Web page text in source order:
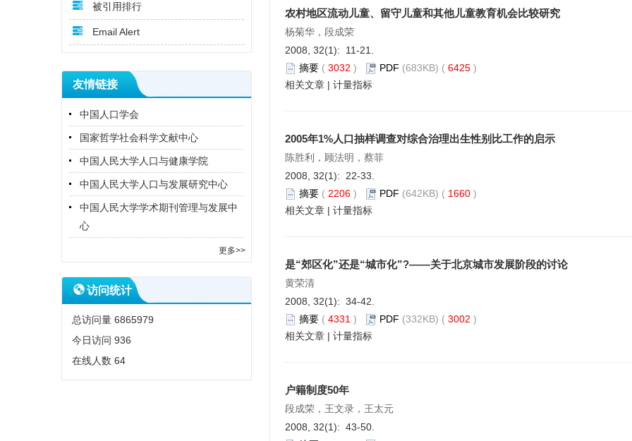
被引用排行
Email Alert
友情链接
中国人口学会
国家哲学社会科学文献中心
中国人民大学人口与健康学院
中国人民大学人口与发展研究中心
中国人民大学学术期刊管理与发展中
心
更多>>
访问统计
总访问量 6865979
今日访问 936
在线人数 64
农村地区流动儿童、留守儿童和其他儿童教育机会比较研究
杨菊华，段成荣
2008, 32(1): 11-21.
摘要 ( 3032 ) PDF (683KB) ( 6425 )
相关文章 | 计量指标
2005年1%人口抽样调查对综合治理出生性别比工作的启示
陈胜利，顾法明，蔡菲
2008, 32(1): 22-33.
摘要 ( 2206 ) PDF (642KB) ( 1660 )
相关文章 | 计量指标
是“郊区化”还是“城市化”?——关于北京城市发展阶段的讨论
黄荣清
2008, 32(1): 34-42.
摘要 ( 4331 ) PDF (332KB) ( 3002 )
相关文章 | 计量指标
户籍制度50年
段成荣，王文录，王太元
2008, 32(1): 43-50.